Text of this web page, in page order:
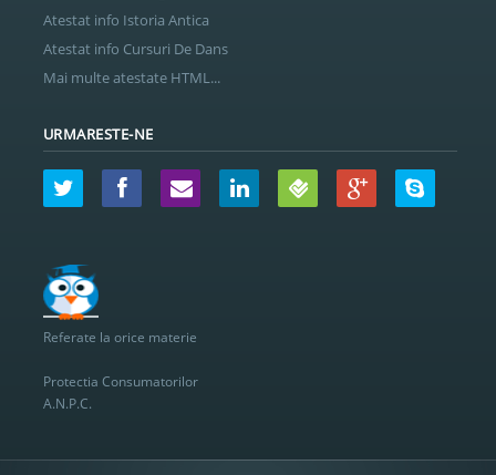
Atestat info Istoria Antica
Atestat info Cursuri De Dans
Mai multe atestate HTML...
URMARESTE-NE
Referate la orice materie
Protectia Consumatorilor
A.N.P.C.